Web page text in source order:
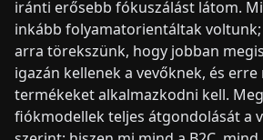
iránti erősebb fókuszálást látom.
inkább folyamatorientáltak
arra törekszünk, hogy jobban
igazán kellenek a vevőknek, és
termékeket alkalmazkodni kell.
fiókmodellek teljes átgondolását a